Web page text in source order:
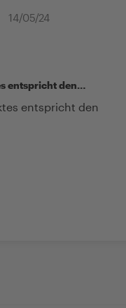
14/05/24
entspricht den
entspricht den